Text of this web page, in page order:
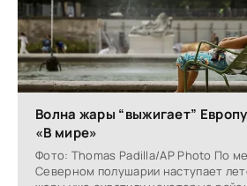
Волна жары “выжигает”
«В мире»
Фото: Thomas Padilla/AP Photo По
Северном полушарии наступает